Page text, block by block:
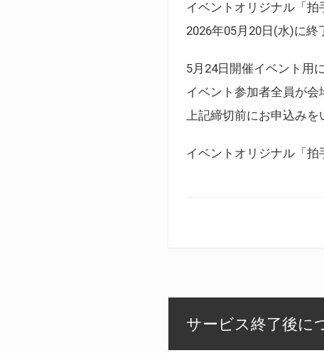
イベントオリジナル「
2026年05月20日(水)に終
5月24日開催イベント用
イベント参加者全員が
上記締切前にお申込み
イベントオリジナル「
サービス終了後に